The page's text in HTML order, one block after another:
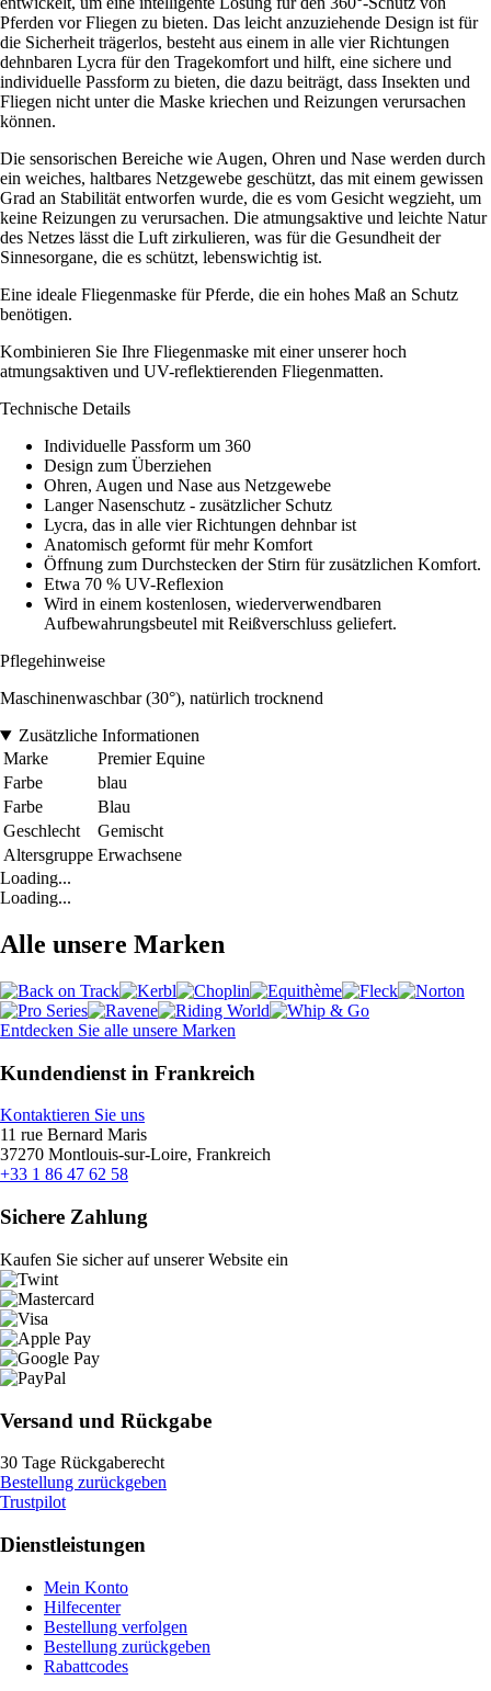
Pferden vor Fliegen zu bieten. Das leicht anzuziehende Design ist für
die Sicherheit trägerlos, besteht aus einem in alle vier Richtungen
dehnbaren Lycra für den Tragekomfort und hilft, eine sichere und
individuelle Passform zu bieten, die dazu beiträgt, dass Insekten und
Fliegen nicht unter die Maske kriechen und Reizungen verursachen
können.
Die sensorischen Bereiche wie Augen, Ohren und Nase werden durch
ein weiches, haltbares Netzgewebe geschützt, das mit einem gewissen
Grad an Stabilität entworfen wurde, die es vom Gesicht wegzieht, um
keine Reizungen zu verursachen. Die atmungsaktive und leichte Natur
des Netzes lässt die Luft zirkulieren, was für die Gesundheit der
Sinnesorgane, die es schützt, lebenswichtig ist.
Eine ideale Fliegenmaske für Pferde, die ein hohes Maß an Schutz
benötigen.
Kombinieren Sie Ihre Fliegenmaske mit einer unserer hoch
atmungsaktiven und UV-reflektierenden Fliegenmatten.
Technische Details
Individuelle Passform um 360
Design zum Überziehen
Ohren, Augen und Nase aus Netzgewebe
Langer Nasenschutz - zusätzlicher Schutz
Lycra, das in alle vier Richtungen dehnbar ist
Anatomisch geformt für mehr Komfort
Öffnung zum Durchstecken der Stirn für zusätzlichen Komfort.
Etwa 70 % UV-Reflexion
Wird in einem kostenlosen, wiederverwendbaren
Aufbewahrungsbeutel mit Reißverschluss geliefert.
Pflegehinweise
Maschinenwaschbar (30°), natürlich trocknend
Zusätzliche Informationen
Marke
Premier Equine
Farbe
blau
Farbe
Blau
Geschlecht
Gemischt
Altersgruppe Erwachsene
Loading...
Loading...
Alle unsere Marken
Entdecken Sie alle unsere Marken
Kundendienst in Frankreich
Kontaktieren Sie uns
11 rue Bernard Maris
37270 Montlouis-sur-Loire, Frankreich
+33 1 86 47 62 58
Sichere Zahlung
Kaufen Sie sicher auf unserer Website ein
Versand und Rückgabe
30 Tage Rückgaberecht
Bestellung zurückgeben
Trustpilot
Dienstleistungen
Mein Konto
Hilfecenter
Bestellung verfolgen
Bestellung zurückgeben
Rabattcodes